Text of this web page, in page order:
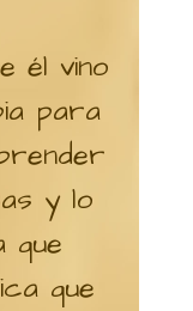
él vino
para
y lo
que
que